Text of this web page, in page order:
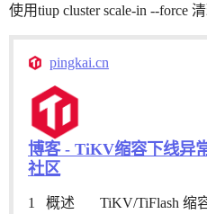
使用tiup cluster scale-in --force
pingkai.cn
博客 - TiKV缩容下线异
社区
1 概述 TiKV/TiFlash 缩容